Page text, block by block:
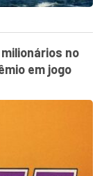
no
em jogo